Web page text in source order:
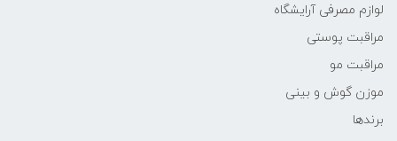
لوازم مصرفی آرایشگاه
مراقبت پوستی
مراقبت مو
موزن گوش و بینی
برندها